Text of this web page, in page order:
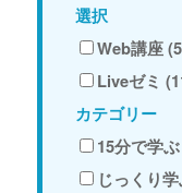
選択
Web講座
Liveゼミ
カテゴリー
15分で学
じっくり